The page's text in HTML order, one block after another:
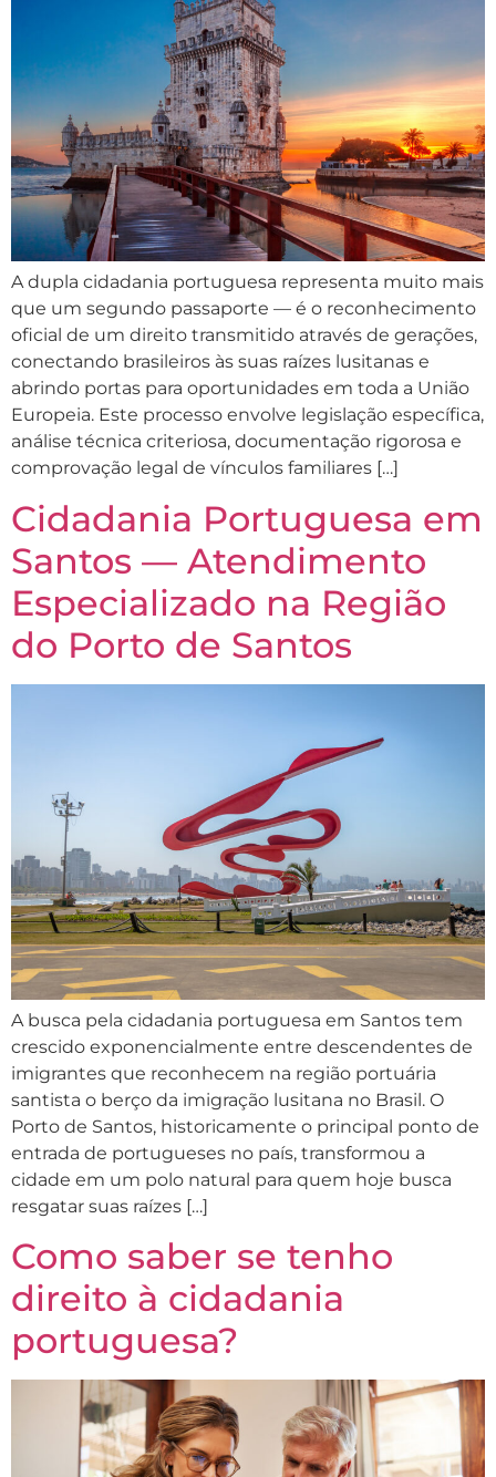
A dupla cidadania portuguesa representa muito mais
que um segundo passaporte — é o reconhecimento
oficial de um direito transmitido através de gerações,
conectando brasileiros às suas raízes lusitanas e
abrindo portas para oportunidades em toda a União
Europeia. Este processo envolve legislação específica,
análise técnica criteriosa, documentação rigorosa e
comprovação legal de vínculos familiares […]
Cidadania Portuguesa em
Santos — Atendimento
Especializado na Região
do Porto de Santos
A busca pela cidadania portuguesa em Santos tem
crescido exponencialmente entre descendentes de
imigrantes que reconhecem na região portuária
santista o berço da imigração lusitana no Brasil. O
Porto de Santos, historicamente o principal ponto de
entrada de portugueses no país, transformou a
cidade em um polo natural para quem hoje busca
resgatar suas raízes […]
Como saber se tenho
direito à cidadania
portuguesa?